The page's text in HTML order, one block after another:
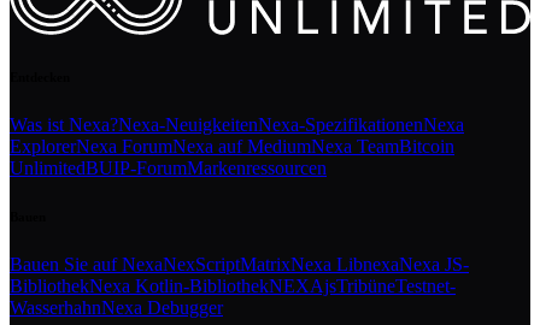
Was ist Nexa?Nexa-NeuigkeitenNexa-SpezifikationenNexa
ExplorerNexa ForumNexa auf MediumNexa TeamBitcoin
UnlimitedBUIP-ForumMarkenressourcen
Bauen Sie auf NexaNexScriptMatrixNexa LibnexaNexa JS-
BibliothekNexa Kotlin-BibliothekNEXAjsTribüneTestnet-
WasserhahnNexa Debugger